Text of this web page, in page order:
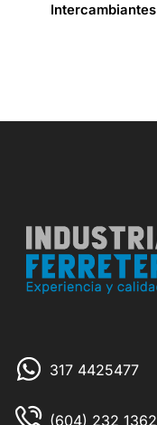
Intercambiantes
317 4425477
(604) 232 1362